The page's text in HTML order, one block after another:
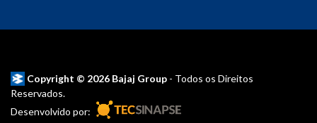
Copyright © 2026 Bajaj Group - Todos os Direitos
Reservados.
Desenvolvido por: